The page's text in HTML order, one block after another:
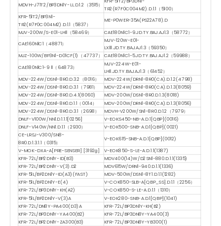
MDVH-J71T2/BP3DN1Y-LL.D.1.2（3515）
TR2(R7F0C004M2).D.1.1（5100）
KFR-51T2/BP3N1-
TR2(R7F0C004M2).D.1.1（5837）
ME-P0WER-35A(PS22A78).D
MJV-200W/S-E01-LHⅡ（58469）
CAE180N1C1-9.JD.TY.BAJ.AJ1.3（58772）
CAE160N1C1（48871）
MJV-120W-E01-
LXⅢ.JD.TY.BAJ.AJ1.3（59350）
MJZ-100W/BP3N1-D01CF(1)（47737）
CAE180N1C1-5.JD.TY.BAJ.AJ1.2（59988）
CAE180N1C1-9 Ⅱ（64873）
MJV-224W-E01-
LHⅡ.JD.TY.BAJ.AJ1.3（61452）
MDV-224W/DSN1-8R0.D.3.2（8016）
MDV-224W/DRN1-8R0(CA).D.1.2(4798)
MDV-224W/DSN1-8R0.D.3.1（7981）
MDV-224W/DRN1-8R0(CA).D.1.3(8059)
MDV-224W/DSN1-8R0.D.4.1(8060)
MDV-200W/DSN1-8R0.D.1.3(8018)
MDV-224W/DSN1-8R0.D.1.1（0014）
MDV-200W/DRN1-8R0(CA).D.1.3(8056)
MDV-224W/DSN1-8R0.D.3.1（2698）
MDVH-V200W/SN1-8R0.D.1.2（7979）
DNLF-V100W/NN1.D.1.1.1[0256]
V-EOKS450-NB-A.D.1[QBP](0016)
DNLF-V140W/NN1.D.1.1（2930）
V-EOK500-SNB-A.D.1[QBP](0021)
CE-LRSJ-V300/SN8-
8R0.D.1.3.1.1（0315）
V-EOK615-SNB-A.D.1[QBP](0012)
V-MOK-DXA-A[PRE-SENSER] [3192g]
V-EOK850-S-LE-A.D.1.1(1387)
KFR-72L/BP2DN1Y-ID(B3)
MDV400(14)W/D2SN1-880.D.1.1(1335)
KFR-72L/BP2DN1Y-V(3).D2
MDV615W/DRN1-940.D.1.1(1336)
KFR-51L/BP2DN1Y-ID(A3)(FAST)
MDV-500W/DSN1-8T1.D.1.1(1282)
KFR-51L/BP2DN1Y-E(4)
V-COK850-SLB-A[QBP_SS].D.1.1（2256）
KFR-72L/BP3DN1Y-KH(A2)
V-COK850-S-LE-A.D.1.1（1310）
KFR-51L/BP2DN1Y-V(3)A
V-EOK280-SNB-A.D.1[QBP](1041)
KFR-72L/DN8Y-PA400(D3)A
KFR-72L/BP3DN1Y-KH(B2)
KFR-72L/BP3DN1Y-YA400(B2)
KFR-72L/BP3DN8Y-YA400(3)
KFR-72L/BP2DN1Y-ZA300(B3)
KFR-72L/BP3DN8Y-YB300(1)